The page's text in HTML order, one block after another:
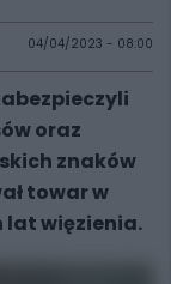
04/04/2023 - 08:00
oraz
znaków
towar w
lat więzienia.